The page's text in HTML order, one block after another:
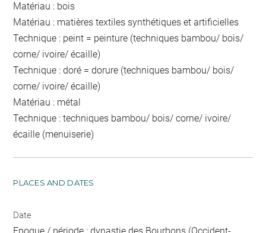
Matériau : bois
Matériau : matières textiles synthétiques et artificielles
Technique : peint = peinture (techniques bambou/ bois/
corne/ ivoire/ écaille)
Technique : doré = dorure (techniques bambou/ bois/
corne/ ivoire/ écaille)
Matériau : métal
Technique : techniques bambou/ bois/ corne/ ivoire/
écaille (menuiserie)
PLACES AND DATES
Date